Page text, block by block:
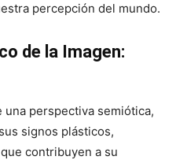
percepción del mundo.
de la Imagen:
una perspectiva semiótica,
signos plásticos,
contribuyen a su